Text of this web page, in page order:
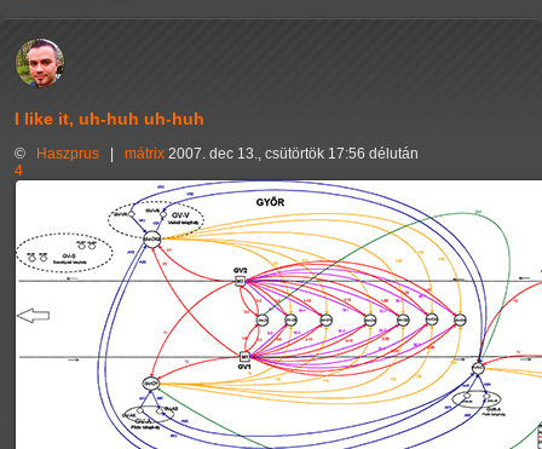
I like it, uh-huh uh-huh
© Haszprus mátrix 2007. dec 13., csütörtök 17:56 délután
4